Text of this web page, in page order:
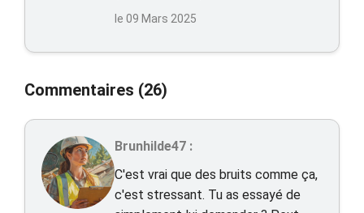
le 09 Mars 2025
Commentaires (26)
Brunhilde47 :
C'est vrai que des bruits comme ça,
c'est stressant. Tu as essayé de